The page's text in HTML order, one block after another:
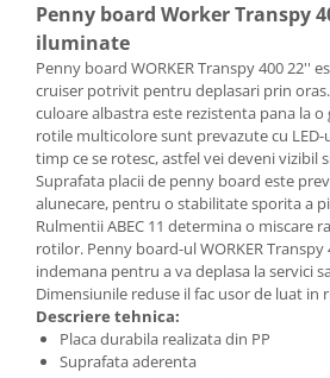
Penny board Worker Transpy
iluminate
Penny board WORKER Transpy 400 22''
cruiser potrivit pentru deplasari prin
culoare albastra este rezistenta pana la o
rotile multicolore sunt prevazute cu LED-
timp ce se rotesc, astfel vei deveni vizibil
Suprafata placii de penny board este
alunecare, pentru o stabilitate sporita a
Rulmentii ABEC 11 determina o miscare
rotilor. Penny board-ul WORKER
indemana pentru a va deplasa la servici
Dimensiunile reduse il fac usor de luat in
Descriere tehnica:
Placa durabila realizata din PP
Suprafata aderenta